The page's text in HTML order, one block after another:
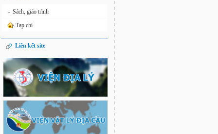
» Sách, giáo trình
Tạp chí
Liên kết site